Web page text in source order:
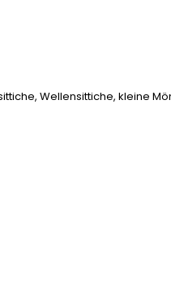
Wellensittiche, kleine